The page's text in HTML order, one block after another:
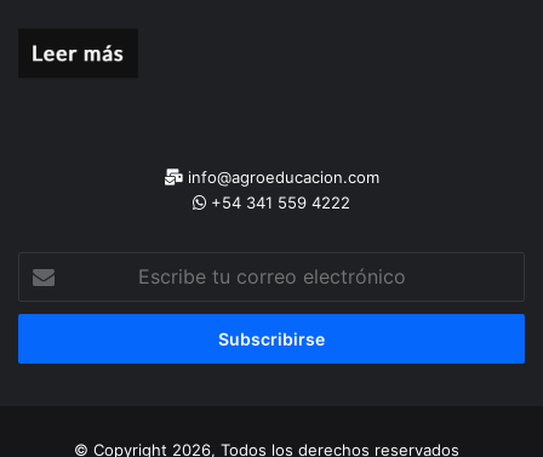
info@agroeducacion.com
+54 341 559 4222
correo
© Copyright 2026, Todos los derechos reservados